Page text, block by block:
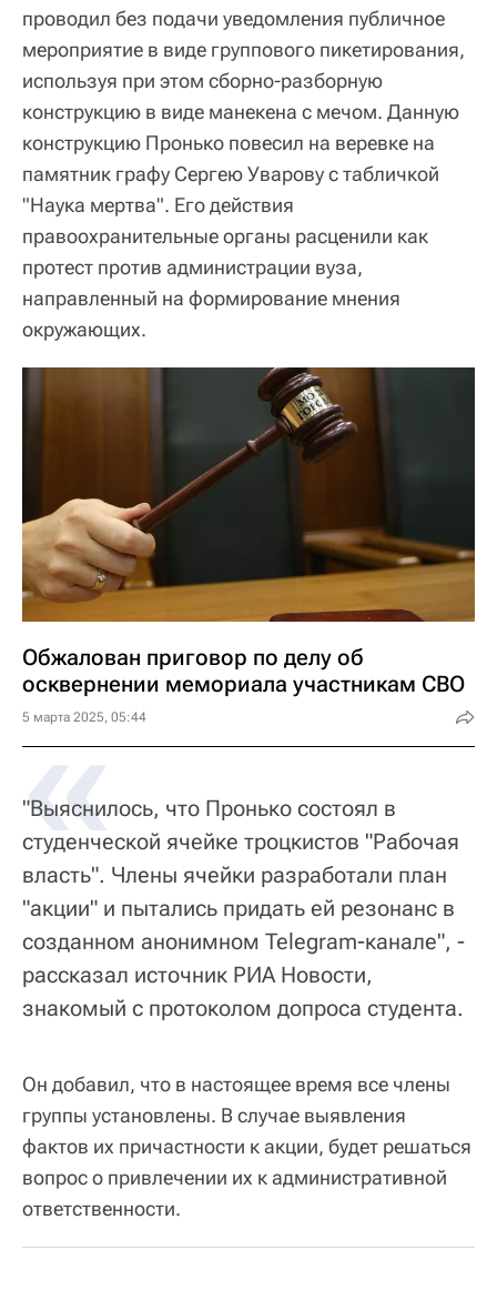
проводил без подачи уведомления публичное
мероприятие в виде группового пикетирования,
используя при этом сборно-разборную
конструкцию в виде манекена с мечом. Данную
конструкцию Пронько повесил на веревке на
памятник графу Сергею Уварову с табличкой
"Наука мертва". Его действия
правоохранительные органы расценили как
протест против администрации вуза,
направленный на формирование мнения
окружающих.
Обжалован приговор по делу об
осквернении мемориала участникам СВО
5 марта 2025, 05:44
«
"Выяснилось, что Пронько состоял в
студенческой ячейке троцкистов "Рабочая
власть". Члены ячейки разработали план
"акции" и пытались придать ей резонанс в
созданном анонимном Telegram-канале", -
рассказал источник РИА Новости,
знакомый с протоколом допроса студента.
Он добавил, что в настоящее время все члены
группы установлены. В случае выявления
фактов их причастности к акции, будет решаться
вопрос о привлечении их к административной
ответственности.